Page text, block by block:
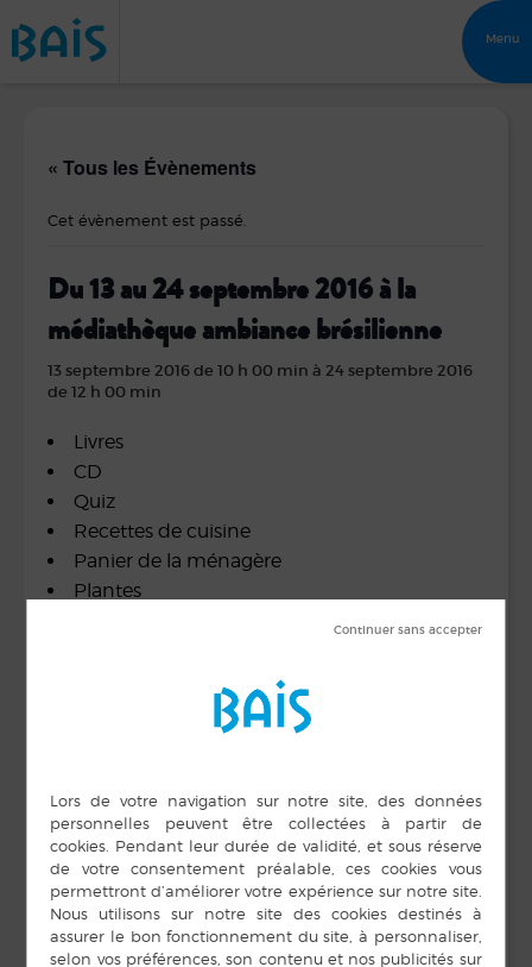
Menu
« Tous les Évènements
Cet évènement est passé.
Du 13 au 24 septembre 2016 à la
médiathèque ambiance brésilienne
13 septembre 2016 de 10 h 00 min à 24 septembre 2016
de 12 h 00 min
Livres
CD
Quiz
Recettes de cuisine
Panier de la ménagère
Plantes
Tenue colorée exigée !!!
DÉTAILS
Début :
13 septembre 2016 de
10 h 00 min
Fin :
ORGANISATEUR
Médiathèque
Téléphone
02 99 76 57 10
E-mail